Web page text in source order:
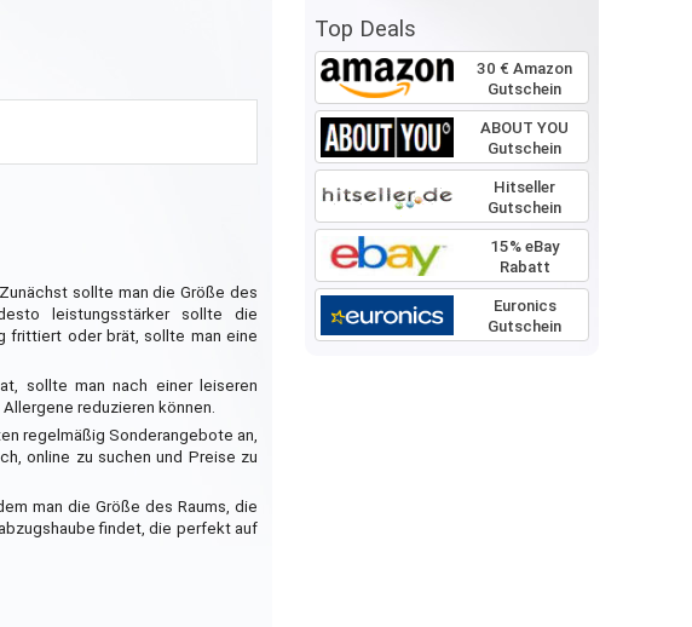
sollte man die Größe des
leistungsstärker sollte die
frittiert oder brät, sollte man eine
sollte man nach einer leiseren
reduzieren können.
regelmäßig Sonderangebote an,
online zu suchen und Preise zu
man die Größe des Raums, die
findet, die perfekt auf
Top Deals
30 € Amazon
Gutschein
ABOUT YOU
Gutschein
Hitseller
Gutschein
15% eBay
Rabatt
Euronics
Gutschein